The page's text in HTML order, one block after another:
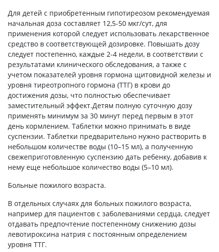
Для детей с приобретенным гипотиреозом рекомендуемая
начальная доза составляет 12,5-50 мкг/сут, для
применения которой следует использовать лекарственное
средство в соответствующей дозировке. Повышать дозу
следует постепенно, каждые 2-4 недели, в соответствии с
результатами клинического обследования, а также с
учетом показателей уровня гормона щитовидной железы и
уровня тиреотропного гормона (ТТГ) в крови до
достижения дозы, что полностью обеспечивает
заместительный эффект.Детям полную суточную дозу
применять минимум за 30 минут перед первым в этот
день кормлением. Таблетки можно принимать в виде
суспензии. Таблетки предварительно нужно растворить в
небольшом количестве воды (10–15 мл), а полученную
свежеприготовленную суспензию дать ребенку, добавив к
нему еще небольшое количество воды (5–10 мл).
Больные пожилого возраста.
В отдельных случаях для больных пожилого возраста,
например для пациентов с заболеваниями сердца, следует
отдавать предпочтение постепенному снижению дозы
левотироксина натрия с постоянным определением
уровня ТТГ.